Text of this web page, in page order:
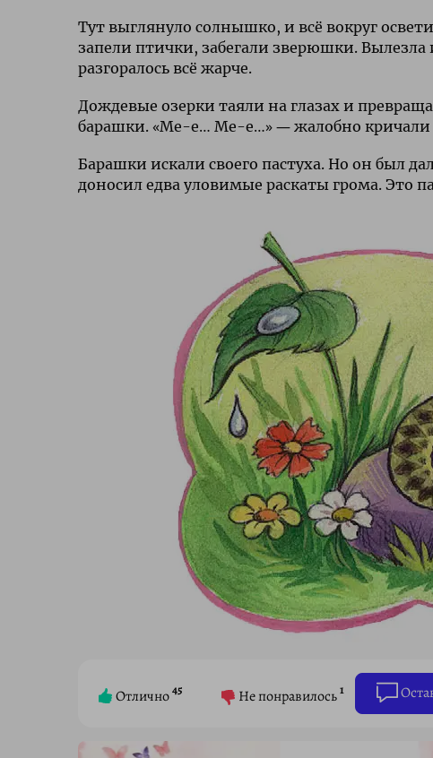
Тут выглянуло солнышко, и всё вокруг
запели птички, забегали зверюшки.
разгоралось всё жарче.
Дождевые озерки таяли на глазах и
барашки. «Ме-е… Ме-е…» ― жалобно кричали
Барашки искали своего пастуха. Но он был
доносил едва уловимые раскаты грома. Это
Отлично45 Не понравилось1